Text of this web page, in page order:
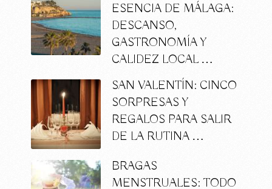
ESENCIA DE MÁLAGA:
DESCANSO,
GASTRONOMÍA Y
CALIDEZ LOCAL …
SAN VALENTÍN: CINCO
SORPRESAS Y
REGALOS PARA SALIR
DE LA RUTINA …
BRAGAS
MENSTRUALES: TODO